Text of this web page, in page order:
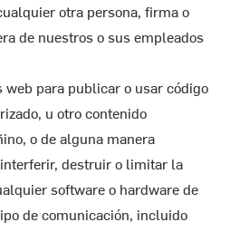
otra persona, firma o
de nuestros o sus empleados
web para publicar o usar código
u otro contenido
o de alguna manera
destruir o limitar la
software o hardware de
de comunicación, incluido